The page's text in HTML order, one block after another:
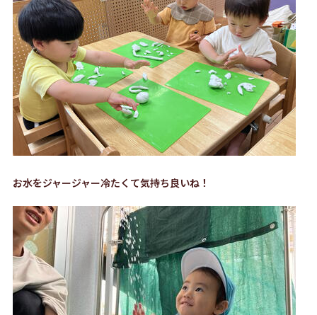
お水をジャージャー冷たくて気持ち良いね！